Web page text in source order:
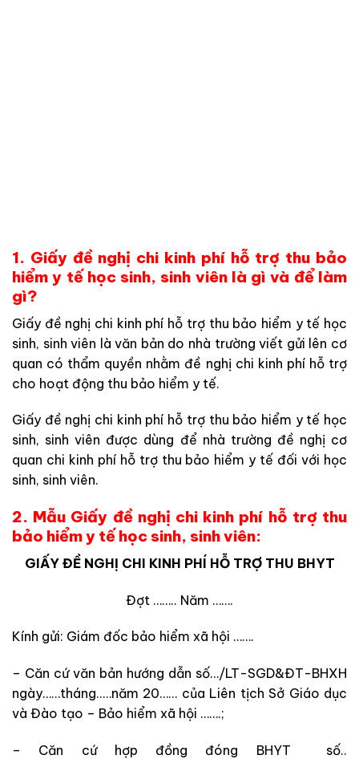
1. Giấy đề nghị chi kinh phí hỗ trợ thu bảo
hiểm y tế học sinh, sinh viên là gì và để làm
gì?
Giấy đề nghị chi kinh phí hỗ trợ thu bảo hiểm y tế học
sinh, sinh viên là văn bản do nhà trường viết gửi lên cơ
quan có thẩm quyền nhằm đề nghị chi kinh phí hỗ trợ
cho hoạt động thu bảo hiểm y tế.
Giấy đề nghị chi kinh phí hỗ trợ thu bảo hiểm y tế học
sinh, sinh viên được dùng để nhà trường đề nghị cơ
quan chi kinh phí hỗ trợ thu bảo hiểm y tế đối với học
sinh, sinh viên.
2. Mẫu Giấy đề nghị chi kinh phí hỗ trợ thu
bảo hiểm y tế học sinh, sinh viên:
GIẤY ĐỀ NGHỊ CHI KINH PHÍ HỖ TRỢ THU BHYT
Đợt …….. Năm …….
Kính gửi: Giám đốc bảo hiểm xã hội …….
– Căn cứ văn bản hướng dẫn số…/LT-SGD&ĐT-BHXH
ngày……tháng..…năm 20…… của Liên tịch Sở Giáo dục
và Đào tạo – Bảo hiểm xã hội …….;
– Căn cứ hợp đồng đóng BHYT số..